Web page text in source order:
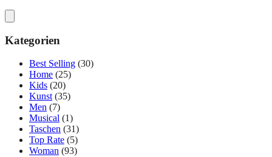
Kategorien
Best Selling (30)
Home (25)
Kids (20)
Kunst (35)
Men (7)
Musical (1)
Taschen (31)
Top Rate (5)
Woman (93)